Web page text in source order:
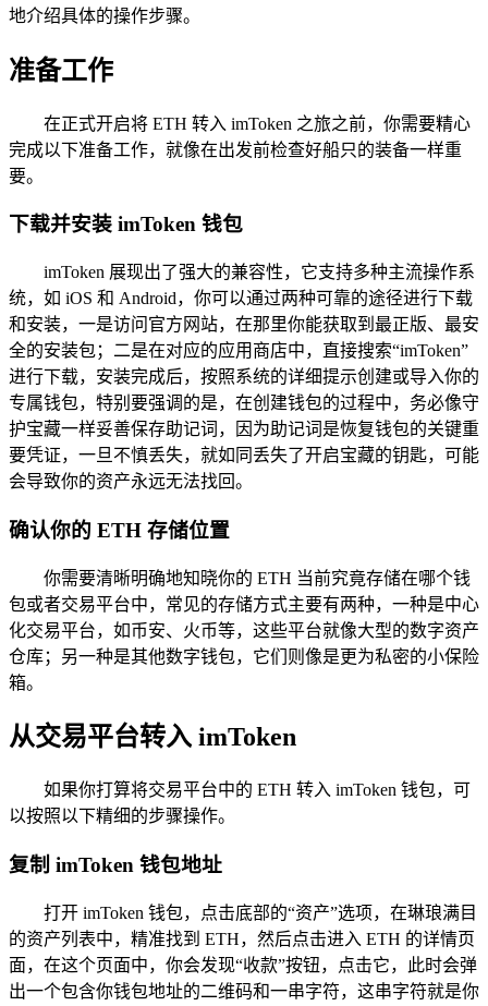
地介绍具体的操作步骤。
准备工作
在正式开启将 ETH 转入 imToken 之旅之前，你需要精心
完成以下准备工作，就像在出发前检查好船只的装备一样重
要。
下载并安装 imToken 钱包
imToken 展现出了强大的兼容性，它支持多种主流操作系
统，如 iOS 和 Android，你可以通过两种可靠的途径进行下载
和安装，一是访问官方网站，在那里你能获取到最正版、最安
全的安装包；二是在对应的应用商店中，直接搜索“imToken”
进行下载，安装完成后，按照系统的详细提示创建或导入你的
专属钱包，特别要强调的是，在创建钱包的过程中，务必像守
护宝藏一样妥善保存助记词，因为助记词是恢复钱包的关键重
要凭证，一旦不慎丢失，就如同丢失了开启宝藏的钥匙，可能
会导致你的资产永远无法找回。
确认你的 ETH 存储位置
你需要清晰明确地知晓你的 ETH 当前究竟存储在哪个钱
包或者交易平台中，常见的存储方式主要有两种，一种是中心
化交易平台，如币安、火币等，这些平台就像大型的数字资产
仓库；另一种是其他数字钱包，它们则像是更为私密的小保险
箱。
从交易平台转入 imToken
如果你打算将交易平台中的 ETH 转入 imToken 钱包，可
以按照以下精细的步骤操作。
复制 imToken 钱包地址
打开 imToken 钱包，点击底部的“资产”选项，在琳琅满目
的资产列表中，精准找到 ETH，然后点击进入 ETH 的详情页
面，在这个页面中，你会发现“收款”按钮，点击它，此时会弹
出一个包含你钱包地址的二维码和一串字符，这串字符就是你